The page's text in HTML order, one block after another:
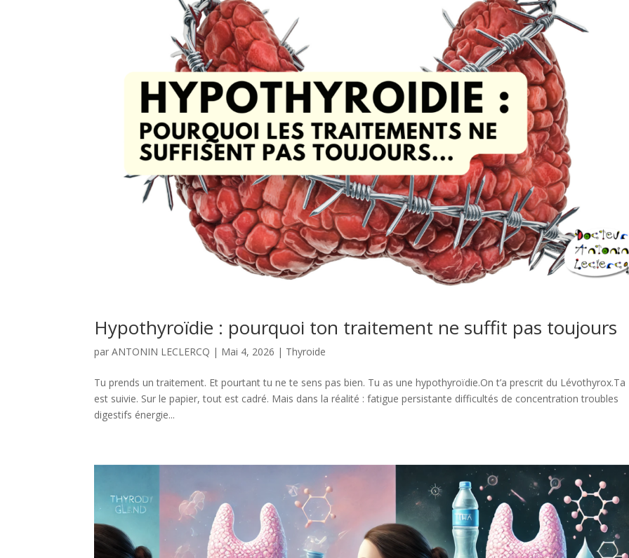
Hypothyroïdie : pourquoi ton traitement ne suffit pas toujours
parANTONIN LECLERCQ | Mai 4, 2026 | Thyroide
Tu prends un traitement. Et pourtant tu ne te sens pas bien. Tu as une hypothyroïdie.On t’a prescrit du Lévothyrox.Ta
est suivie. Sur le papier, tout est cadré. Mais dans la réalité : fatigue persistante difficultés de concentration troubles
digestifs énergie...